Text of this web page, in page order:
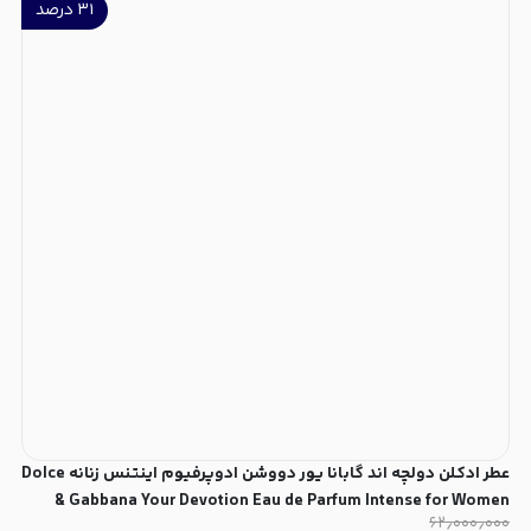
۳۱ درصد
عطر ادکلن دولچه اند گابانا یور دووشن ادوپرفیوم اینتنس زنانه Dolce
& Gabbana Your Devotion Eau de Parfum Intense for Women
۶۲٫۰۰۰٫۰۰۰